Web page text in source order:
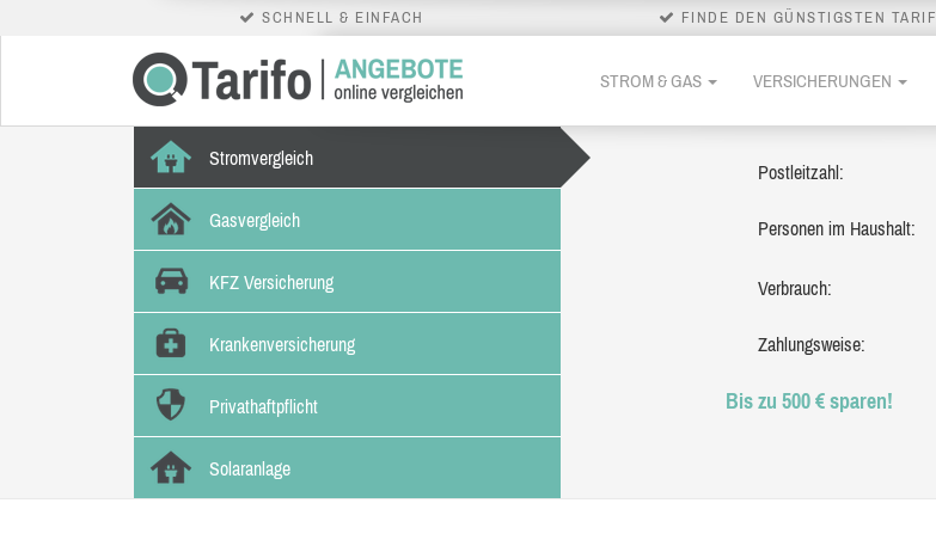
SCHNELL & EINFACH FINDE DEN GÜNSTIGSTEN TARIF
STROM & GAS VERSICHERUNGEN
Stromvergleich
Gasvergleich
KFZ Versicherung
Krankenversicherung
Privathaftpflicht
Solaranlage
Postleitzahl:
Personen im Haushalt:
Verbrauch:
Zahlungsweise:
Bis zu 500 € sparen!